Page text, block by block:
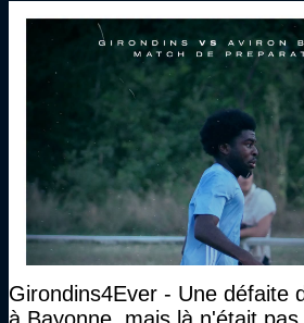
Girondins4Ever - Une défaite